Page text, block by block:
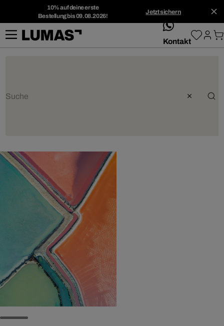
10% auf deine erste
Bestellung bis 09.08.2026!
Jetzt sichern
whatsApp
Kontakt